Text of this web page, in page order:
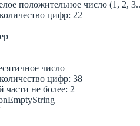
положительное число (1, 2,
цифр: 22
число
цифр: 38
не более: 2